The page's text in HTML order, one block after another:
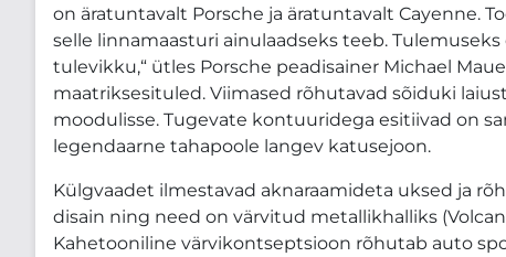
on äratuntavalt Porsche ja äratuntavalt Cayenne.
selle linnamaasturi ainulaadseks teeb.
tulevikku,“ ütles Porsche peadisainer Michael
maatriksesituled. Viimased rõhutavad sõiduki
moodulisse. Tugevate kontuuridega esitiivad on
legendaarne tahapoole langev katusejoon.
Külgvaadet ilmestavad aknaraamideta uksed ja
disain ning need on värvitud metallikhalliks
Kahetooniline värvikontseptsioon rõhutab auto